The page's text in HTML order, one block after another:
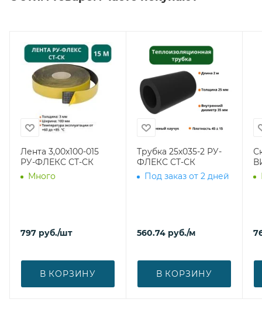
Лента 3,00х100-015
РУ-ФЛЕКС СТ-СК
Много
797 руб./шт
В КОРЗИНУ
Трубка 25х035-2 РУ-
ФЛЕКС СТ-СК
Под заказ от 2 дней
560.74 руб./м
В КОРЗИНУ